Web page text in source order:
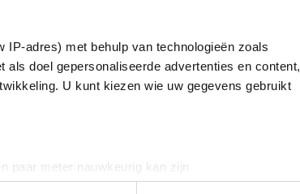
adres) met behulp van technologieën zoals
doel gepersonaliseerde advertenties en content,
U kunt kiezen wie uw gegevens gebruikt
paar meter nauwkeurig kan zijn
eigenschappen (fingerprinting)